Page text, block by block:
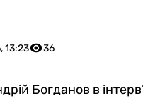
13:23 36
Богданов в